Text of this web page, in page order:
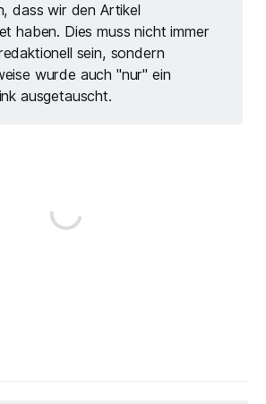
dass wir den Artikel
haben. Dies muss nicht immer
sein, sondern
wurde auch "nur" ein
ausgetauscht.